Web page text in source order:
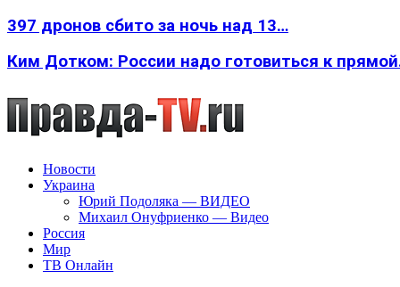
397 дронов сбито за ночь над 13…
Ким Дотком: России надо готовиться к
Новости
Украина
Юрий Подоляка — ВИДЕО
Михаил Онуфриенко — Видео
Россия
Мир
ТВ Онлайн